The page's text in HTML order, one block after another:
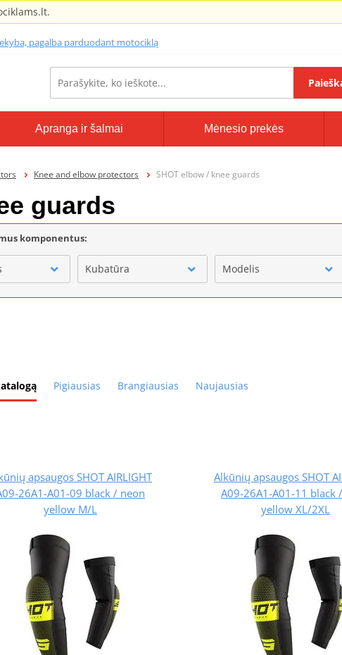
pagalba parduodant motociklą
Apranga ir šalmai Mėnesio prekės
Knee and elbow protectors SHOT elbow / knee guards
guards
komponentus:
Kubatūra Modelis
Pigiausias Brangiausias Naujausias
apsaugos SHOT AIRLIGHT
26A1-A01-09 black / neon
yellow M/L
Alkūnių apsaugos SHOT
A09-26A1-A01-11 black
yellow XL/2XL